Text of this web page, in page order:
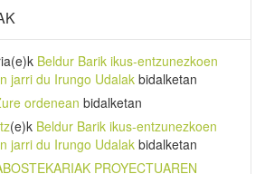
(e)k Beldur Barik ikus-entzunezkoen
jarri du Irungo Udalak bidalketan
ordenean bidalketan
(e)k Beldur Barik ikus-entzunezkoen
jarri du Irungo Udalak bidalketan
PROYECTUAREN